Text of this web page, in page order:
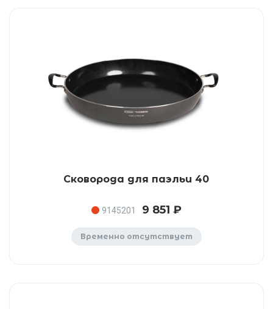
Сковорода для паэльи 40
9145201 9 851 ₽
Временно отсутствует